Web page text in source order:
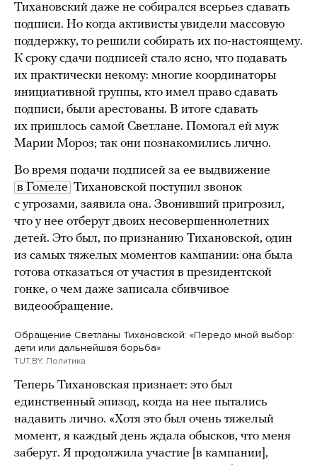
Тихановский даже не собирался всерьез сдавать
подписи. Но когда активисты увидели массовую
поддержку, то решили собирать их по-настоящему.
К сроку сдачи подписей стало ясно, что подавать
их практически некому: многие координаторы
инициативной группы, кто имел право сдавать
подписи, были арестованы. В итоге сдавать
их пришлось самой Светлане. Помогал ей муж
Марии Мороз; так они познакомились лично.
Во время подачи подписей за ее выдвижение
в Гомеле Тихановской поступил звонок
с угрозами, заявила она. Звонивший пригрозил,
что у нее отберут двоих несовершеннолетних
детей. Это был, по признанию Тихановской, один
из самых тяжелых моментов кампании: она была
готова отказаться от участия в президентской
гонке, о чем даже записала сбивчивое
видеообращение.
Обращение Светланы Тихановской: «Передо мной выбор:
дети или дальнейшая борьба»
TUT.BY. Политика
Теперь Тихановская признает: это был
единственный эпизод, когда на нее пытались
надавить лично. «Хотя это был очень тяжелый
момент, я каждый день ждала обысков, что меня
заберут. Я продолжила участие [в кампании],